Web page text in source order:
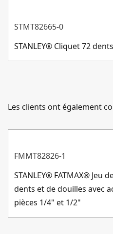
Manche bi-matière :
bonne maitrise de l'outil
douille et l'écrou/le boulon
recyclés:Non
Pourcentage minimal de
l’emballage de vente:0
STMT82665-0
STANLEY® Cliquet 72
Les clients ont également
FMMT82826-1
STANLEY® FATMAX® Jeu
dents et de douilles avec
pièces 1/4" et 1/2"